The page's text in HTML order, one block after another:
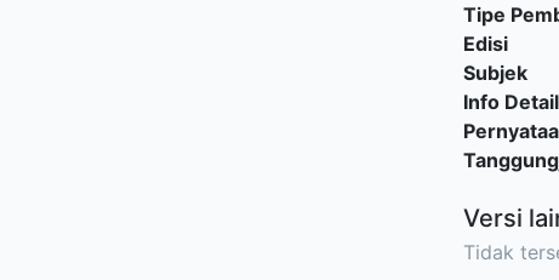
Tipe
Edisi
Subjek
Info
Versi
Tidak